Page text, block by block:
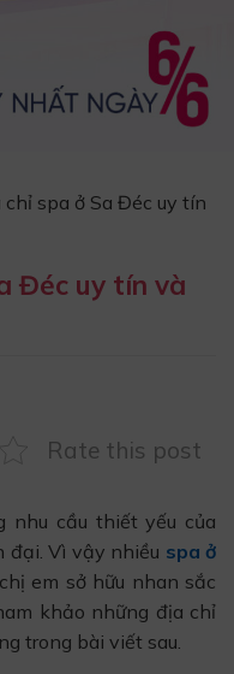
spa ở Sa Đéc uy tín
Đéc uy tín và
Rate this post
nhu cầu thiết yếu của
đại. Vì vậy nhiều spa ở
em sở hữu nhan sắc
khảo những địa chỉ
trong bài viết sau.